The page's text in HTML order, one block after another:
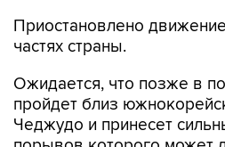
Приостановлено
частях страны.
Ожидается, что позже в
пройдет близ
Чеджудо и принесет